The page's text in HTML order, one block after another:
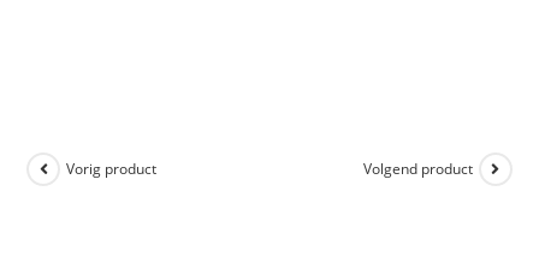
Vorig product Volgend product